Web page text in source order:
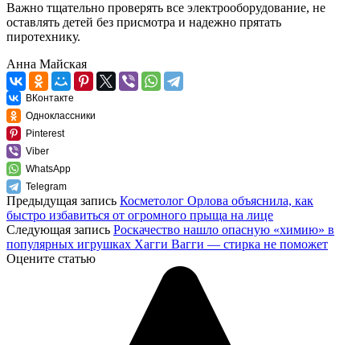
Важно тщательно проверять все электрооборудование, не
оставлять детей без присмотра и надежно прятать
пиротехнику.
Анна Майская
ВКонтакте
Одноклассники
Pinterest
Viber
WhatsApp
Telegram
Предыдущая запись Косметолог Орлова объяснила, как
быстро избавиться от огромного прыща на лице
Следующая запись Роскачество нашло опасную «химию» в
популярных игрушках Хагги Вагги — стирка не поможет
Оцените статью